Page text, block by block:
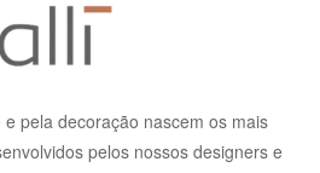
pela decoração nascem os mais
pelos nossos designers e